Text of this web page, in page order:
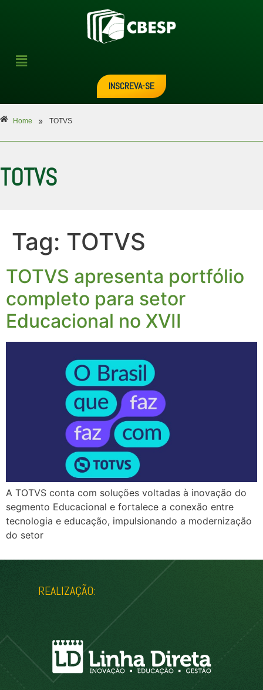
INSCREVA-SE
Home » TOTVS
TOTVS
Tag: TOTVS
TOTVS apresenta portfólio
completo para setor
Educacional no XVII
A TOTVS conta com soluções voltadas à inovação do
segmento Educacional e fortalece a conexão entre
tecnologia e educação, impulsionando a modernização
do setor
REALIZAÇÃO: